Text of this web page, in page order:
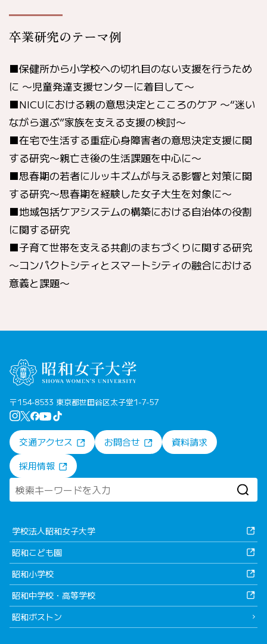
卒業研究のテーマ例
■保健所から小学校への切れ目のない支援を行うため
に 〜児童発達支援センターに着目して〜
■NICUにおける親の意思決定とこころのケア 〜“迷い
ながら選ぶ”家族を支える支援の検討〜
■在宅で生活する重症心身障害者の意思決定支援に関
する研究〜親亡き後の生活課題を中心に〜
■思春期の若者にルッキズムが与える影響と対策に関
する研究〜思春期を経験した女子大生を対象に〜
■地域包括ケアシステムの構築における自治体の役割
に関する研究
■子育て世帯を支える共創のまちづくりに関する研究
〜コンパクトシティとスマートシティの融合における
意義と課題〜
〒154-8533 東京都世田谷区太子堂1-7-57
交通アクセス お問合せ
資料請求
採用情報
学校法人昭和女子大学
昭和こども園
昭和小学校
昭和中学校・高等学校
昭和ボストン